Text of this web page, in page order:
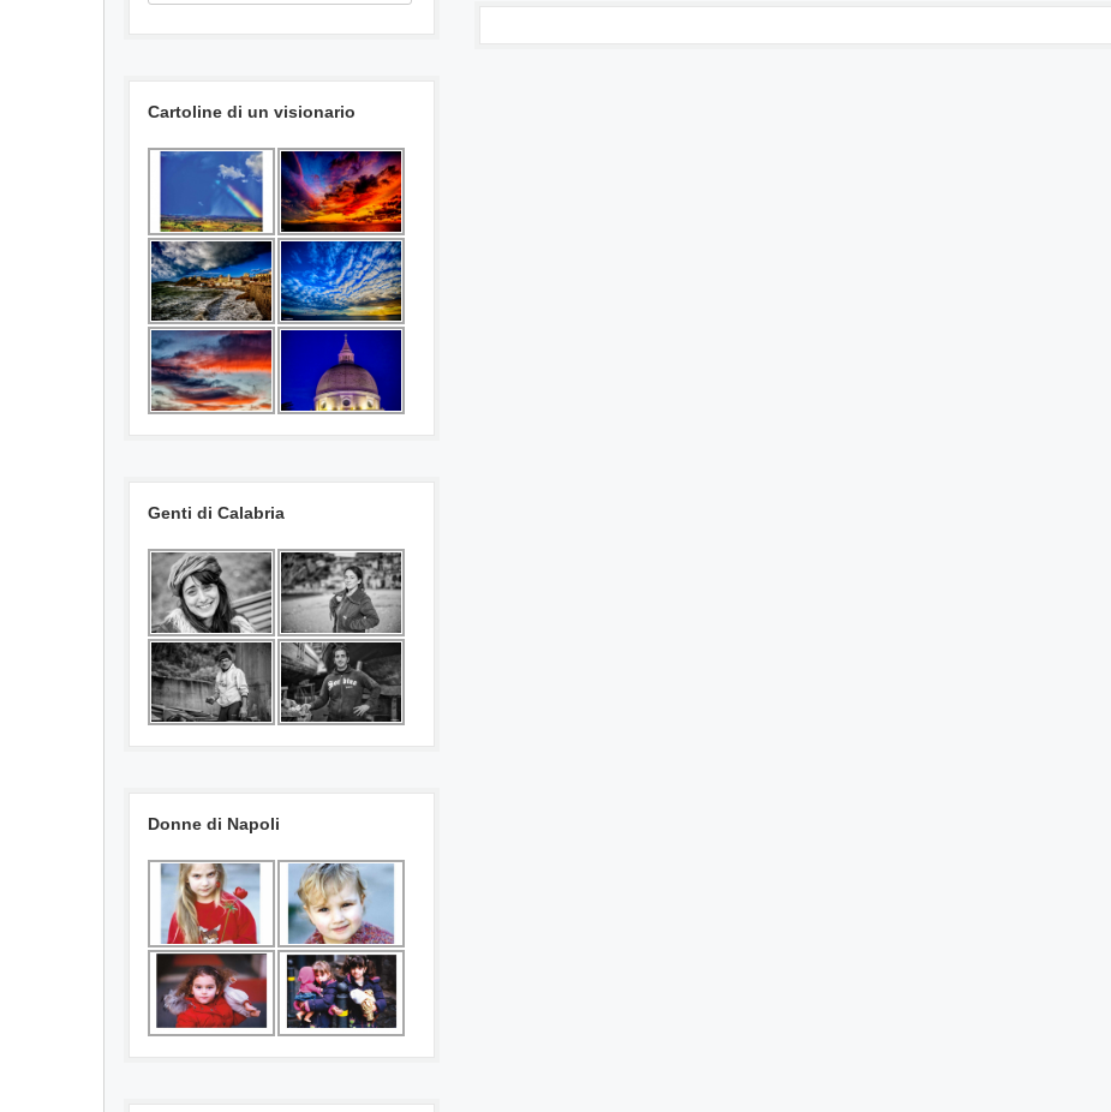
Cartoline di un visionario
Genti di Calabria
Donne di Napoli